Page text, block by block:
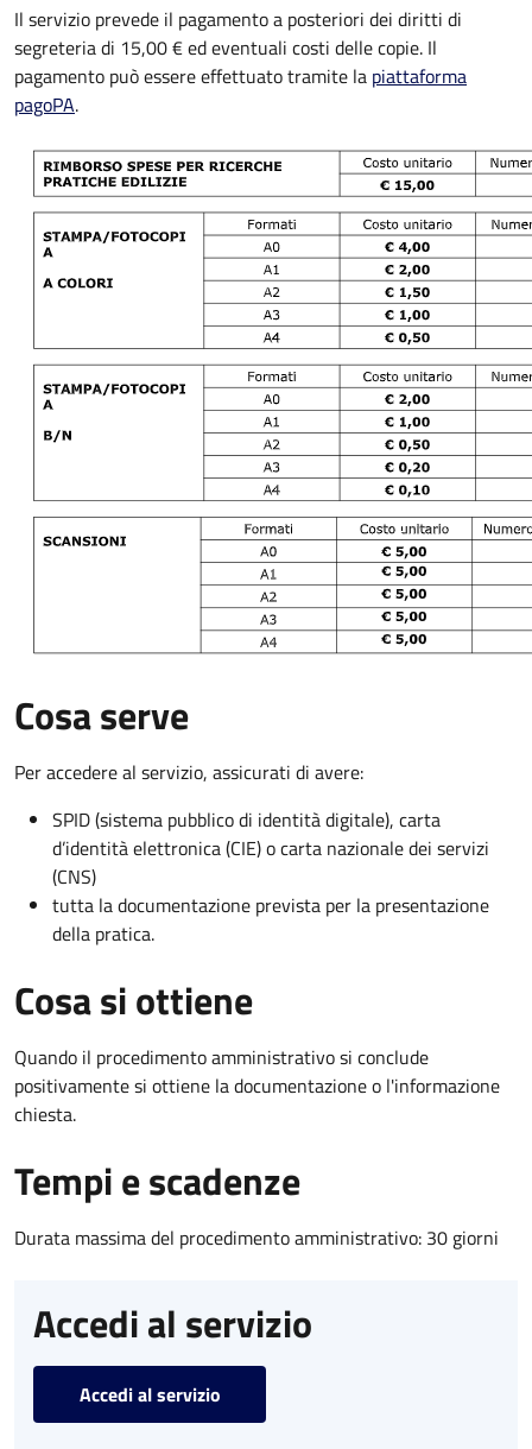
Il servizio prevede il pagamento a posteriori dei diritti di
segreteria di 15,00 € ed eventuali costi delle copie. Il
pagamento può essere effettuato tramite la piattaforma
pagoPA.
Cosa serve
Per accedere al servizio, assicurati di avere:
SPID (sistema pubblico di identità digitale), carta
d’identità elettronica (CIE) o carta nazionale dei servizi
(CNS)
tutta la documentazione prevista per la presentazione
della pratica.
Cosa si ottiene
Quando il procedimento amministrativo si conclude
positivamente si ottiene la documentazione o l'informazione
chiesta.
Tempi e scadenze
Durata massima del procedimento amministrativo: 30 giorni
Accedi al servizio
Accedi al servizio